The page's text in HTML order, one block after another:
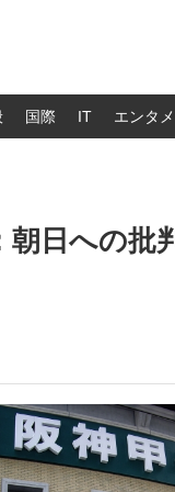
国際 IT エンタメ
朝日への